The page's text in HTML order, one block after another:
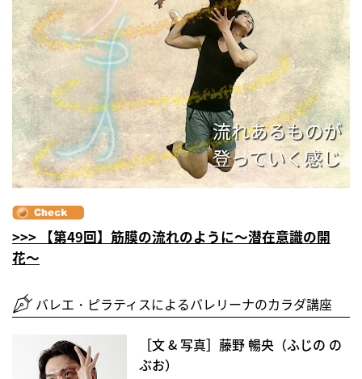
>>> 【第49回】筋膜の流れのように〜潜在意識の開
花〜
バレエ・ピラティスによるバレリーナのカラダ講座
［文 & 写真］藤野 暢央（ふじの の
ぶお）